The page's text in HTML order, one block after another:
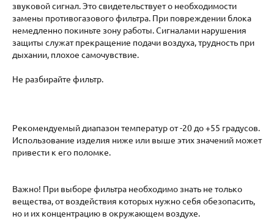
звуковой сигнал. Это свидетельствует о необходимости
замены противогазового фильтра. При повреждении блока
немедленно покиньте зону работы. Сигналами нарушения
защиты служат прекращение подачи воздуха, трудность при
дыхании, плохое самочувствие.
Не разбирайте фильтр.
Рекомендуемый диапазон температур от -20 до +55 градусов.
Использование изделия ниже или выше этих значений может
привести к его поломке.
Важно! При выборе фильтра необходимо знать не только
вещества, от воздействия которых нужно себя обезопасить,
но и их концентрацию в окружающем воздухе.